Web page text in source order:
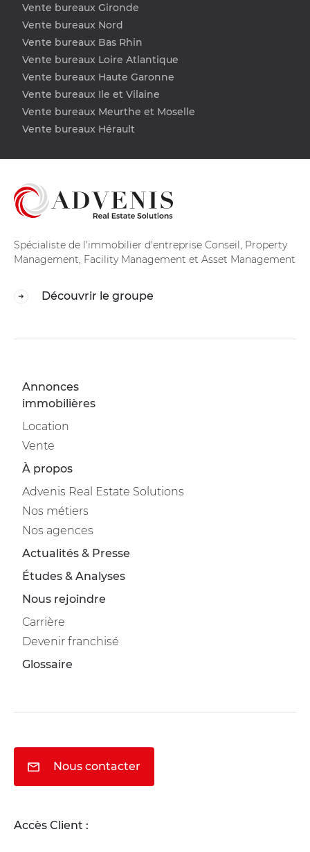
Vente bureaux Gironde
Vente bureaux Nord
Vente bureaux Bas Rhin
Vente bureaux Loire Atlantique
Vente bureaux Haute Garonne
Vente bureaux Ile et Vilaine
Vente bureaux Meurthe et Moselle
Vente bureaux Hérault
Spécialiste de l'immobilier d'entreprise Conseil, Property
Management, Facility Management et Asset Management
Découvrir le groupe
Annonces
immobilières
Location
Vente
À propos
Advenis Real Estate Solutions
Nos métiers
Nos agences
Actualités & Presse
Études & Analyses
Nous rejoindre
Carrière
Devenir franchisé
Glossaire
Nous contacter
Accès Client :